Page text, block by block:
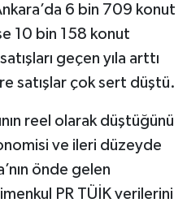
6 bin 709 konut
10 bin 158 konut
geçen yıla arttı
satışlar çok sert düştü.
reel olarak düştüğünü
ve ileri düzeyde
önde gelen
PR TÜİK verilerini